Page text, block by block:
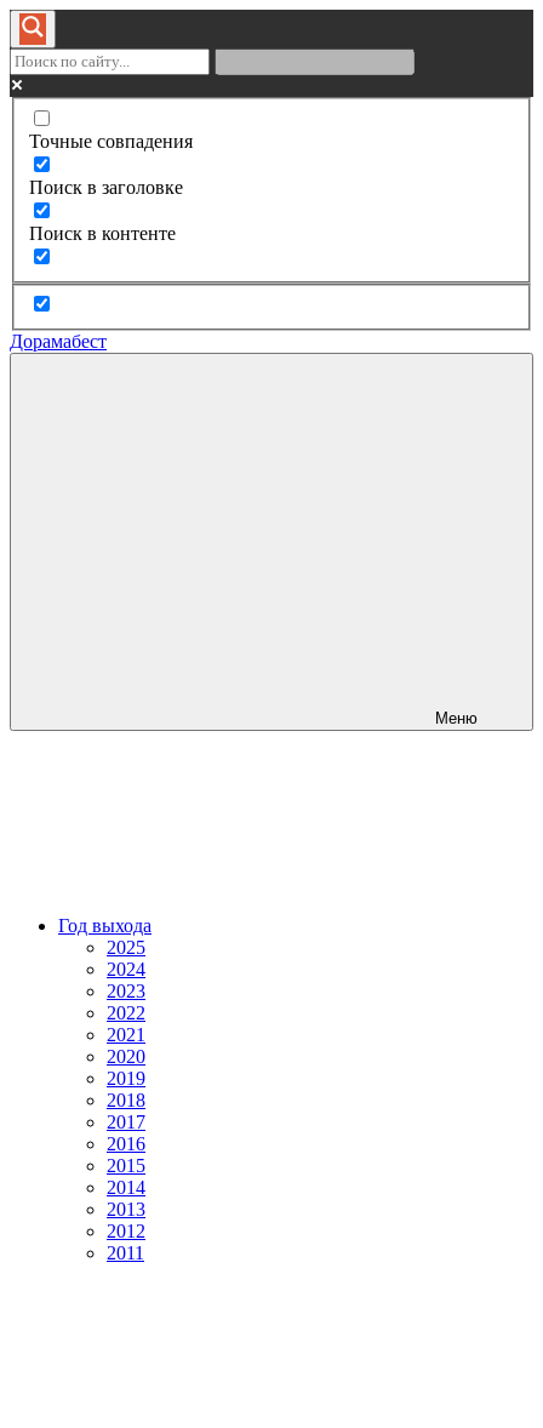
Точные совпадения
Поиск в заголовке
Поиск в контенте
Дорамабест
Меню
Год выхода
2025
2024
2023
2022
2021
2020
2019
2018
2017
2016
2015
2014
2013
2012
2011